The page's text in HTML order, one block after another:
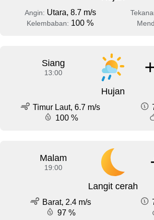
Angin: Utara, 8.7 m/s
Kelembaban: 100 %
Siang
13:00
Hujan
Timur Laut, 6.7 m/s
100 %
Malam
19:00
Langit cerah
Barat, 2.4 m/s
97 %